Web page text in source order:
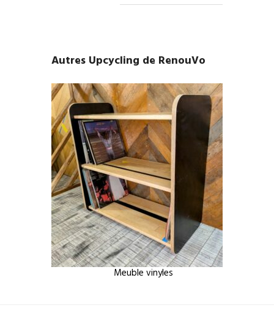
Autres Upcycling de RenouVo
Meuble vinyles